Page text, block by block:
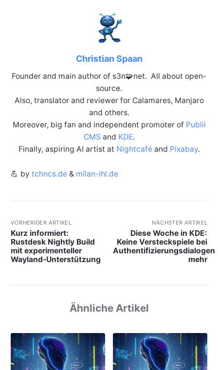
Christian Spaan
Founder and main author of s3n🧩net. All about open-
source.
Also, translator and reviewer for Calamares, Manjaro
and others.
Moreover, big fan and independent promoter of Publii
CMS and KDE.
Finally, aspiring AI artist at Nightcaféand Pixabay.
💪 by tchncs.de& milan-ihl.de
VORHERIGER ARTIKEL
Kurz informiert:
Rustdesk Nightly Build
mit experimenteller
Wayland-Unterstützung
NÄCHSTER ARTIKEL
Diese Woche in KDE:
Keine Versteckspiele bei
Authentifizierungsdialogen
mehr
Ähnliche Artikel